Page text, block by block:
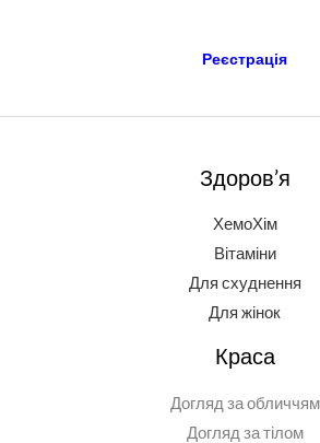
Реєстрація
Здоров’я
ХемоХім
Вітаміни
Для схуднення
Для жінок
Краса
Догляд за обличчям
Догляд за тілом